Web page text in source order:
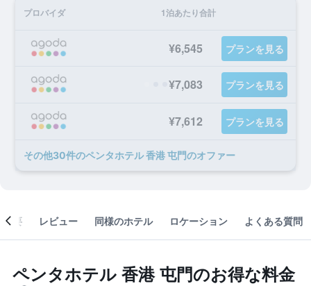
プロバイダ 1泊あたり合計
¥6,545 プランを見る
¥7,083 プランを見る
¥7,612 プランを見る
​その他30​件のペンタホテル 香港 屯門のオファー
概要 レビュー 同様のホテル ロケーション よくある質問
ペンタホテル 香港 屯門のお得な料金